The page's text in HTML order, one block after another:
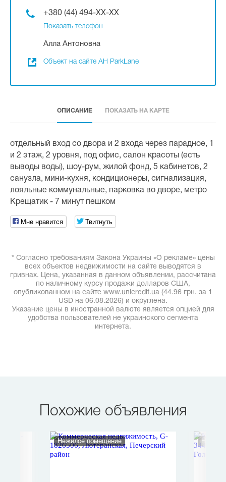
+380 (44) 494-XX-XX
Показать телефон
Алла Антоновна
Объект на сайте АН ParkLane
ОПИСАНИЕ ПОКАЗАТЬ НА КАРТЕ
отдельный вход со двора и 2 входа через парадное, 1
и 2 этаж, 2 уровня, под офис, салон красоты (есть
выводы воды), шоу-рум, жилой фонд, 5 кабинетов, 2
санузла, мини-кухня, кондиционеры, сигнализация,
лояльные коммунальные, парковка во дворе, метро
Крещатик - 7 минут пешком
Мне нравится Твитнуть
* Согласно требованиям Закона Украины «О рекламе» цены
всех объектов недвижимости на сайте выводятся в
гривнах. Цена, указанная в данном объявлении, рассчитана
по наличному курсу продажи долларов США,
опубликованном на сайте www.unicredit.ua (44.96 грн. за 1
USD на 06.08.2026) и округлена.
Указание цены в иностранной валюте является опцией для
удобства пользователей не украинского сегмента
интернета.
Похожие объявления
Нежилое помещение